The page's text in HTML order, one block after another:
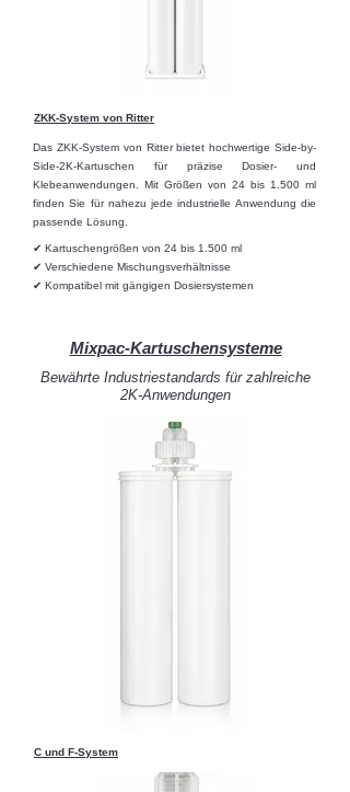
ZKK-System von Ritter
Das ZKK-System von Ritter bietet hochwertige Side-by-
Side-2K-Kartuschen für präzise Dosier- und
Klebeanwendungen. Mit Größen von 24 bis 1.500 ml
finden Sie für nahezu jede industrielle Anwendung die
passende Lösung.
✔ Kartuschengrößen von 24 bis 1.500 ml
✔ Verschiedene Mischungsverhältnisse
✔ Kompatibel mit gängigen Dosiersystemen
Mixpac-Kartuschensysteme
Bewährte Industriestandards für zahlreiche
2K-Anwendungen
C und F-System